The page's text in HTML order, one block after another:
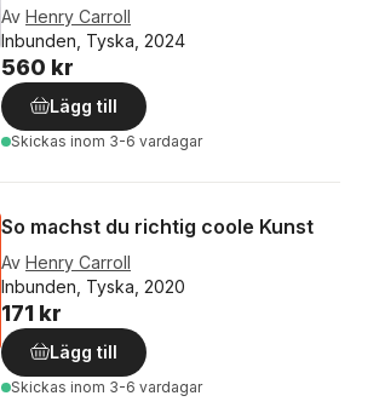
Av Henry Carroll
Inbunden, Tyska, 2024
560 kr
Lägg till
Skickas inom 3-6 vardagar
So machst du richtig coole Kunst
Av Henry Carroll
Inbunden, Tyska, 2020
171 kr
Lägg till
Skickas inom 3-6 vardagar